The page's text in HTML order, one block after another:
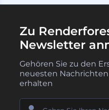
Zu
Newsletter
Gehören Sie zu den
neuesten
erhalten